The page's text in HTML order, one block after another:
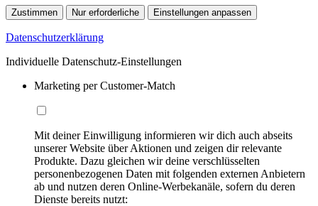
Zustimmen Nur erforderliche Einstellungen anpassen
Datenschutzerklärung
Individuelle Datenschutz-Einstellungen
Marketing per Customer-Match
Mit deiner Einwilligung informieren wir dich auch abseits
unserer Website über Aktionen und zeigen dir relevante
Produkte. Dazu gleichen wir deine verschlüsselten
personenbezogenen Daten mit folgenden externen Anbietern
ab und nutzen deren Online-Werbekanäle, sofern du deren
Dienste bereits nutzt: